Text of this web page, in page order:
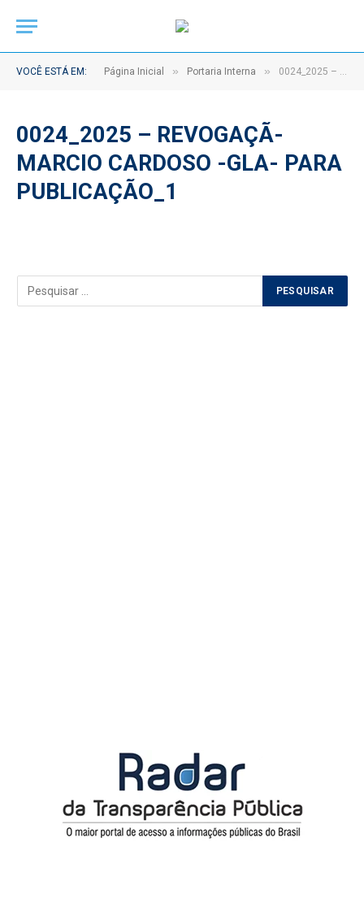
VOCÊ ESTÁ EM: Página Inicial » Portaria Interna » 0024_2025 – REVOGAÇÃ- MARCIO CARDOSO -GLA- PARA PUBLICAÇÃO_1
0024_2025 – REVOGAÇÃ-
MARCIO CARDOSO -GLA- PARA
PUBLICAÇÃO_1